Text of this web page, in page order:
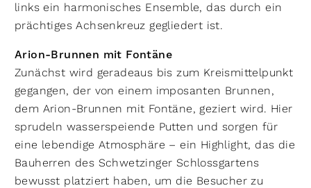
links ein harmonisches Ensemble, das durch ein
prächtiges Achsenkreuz gegliedert ist.
Arion-Brunnen mit Fontäne
Zunächst wird geradeaus bis zum Kreismittelpunkt
gegangen, der von einem imposanten Brunnen,
dem Arion-Brunnen mit Fontäne, geziert wird. Hier
sprudeln wasserspeiende Putten und sorgen für
eine lebendige Atmosphäre – ein Highlight, das die
Bauherren des Schwetzinger Schlossgartens
bewusst platziert haben, um die Besucher zu